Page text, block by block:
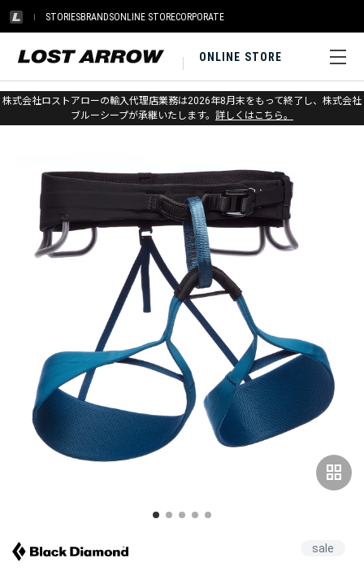
STORIESBRANDSONLINE STORECORPORATE
ONLINE STORE
株式会社ロストアローの輸入代理店業務は2026年8月末をもって終了し、株式会社
ブルーシープが承継いたします。 詳しくはこちら。
ホーム > アウトレット > クライミングギア
grid_view
sale